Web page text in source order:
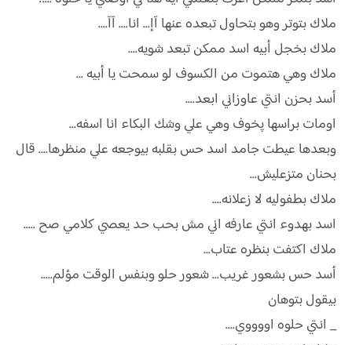
ملاك بتوتر وهو بتحاول تبعده عنها آإ... انا.... آآ....
ملاك بخجل أبيه اسد ممكن تبعد شويه....
ملاك وهي ھتموت من الكسوف لو سمحت يا أبيه ...
أسد بحزن انتي عاوزاني ابعد....
اومات براسها پخوف وهي علي وشك البكاء انا اسفه...
وبعدها عيطت جامد اسد حس بقلبه بيوجعه علي منظرها.... قال
بحنان متزعليش...
ملاك بطفوليه لا زعلانه....
اسد بهدوء انتي عارفه اني مش بحب حد يعصي كلامي صح .....
ملاك اكتفت بنظره عتاب...
أسد حس بشعور غريب... شعور حلو وبنفس الوقت مؤلم.....
بيقول بتوهان
_ انتي حلوه اووووي....